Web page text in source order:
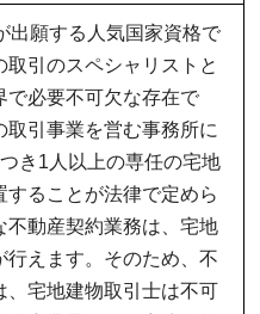
出願する人気国家資格で
取引のスペシャリストと
で必要不可欠な存在で
取引事業を営む事務所に
き1人以上の専任の宅地
することが法律で定めら
不動産契約業務は、宅地
行えます。そのため、不
、宅地建物取引士は不可